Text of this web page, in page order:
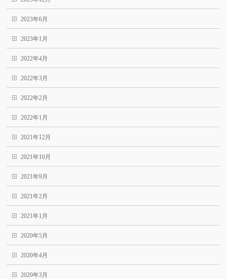
2023年6月
2023年1月
2022年4月
2022年3月
2022年2月
2022年1月
2021年12月
2021年10月
2021年9月
2021年2月
2021年1月
2020年5月
2020年4月
2020年3月